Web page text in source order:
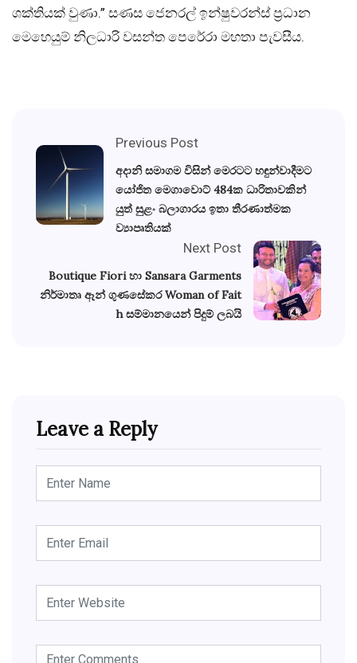
ශක්තියක් වුණා.” සණස ජෙනරල් ඉන්ෂුවරන්ස් ප්‍රධාන
මෙහෙයුම් නිලධාරි වසන්ත පෙරේරා මහතා පැවසීය.
Previous Post
අදානි සමාගම විසින් මෙරටට හඳුන්වාදීමට
යෝජිත මෙගාවොට් 484ක ධාරිතාවකින්
යුත් සුළං බලාගාරය ඉතා තීරණාත්මක
ව්‍යාපෘතියක්
Next Post
Boutique Fiori හා Sansara Garments
නිර්මාතෘ ඈන් ගුණසේකර Woman of Fait
h සම්මානයෙන් පිදුම් ලබයි
Leave a Reply